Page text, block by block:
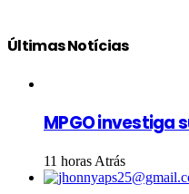
Últimas Notícias
MPGO investiga
11 horas Atrás